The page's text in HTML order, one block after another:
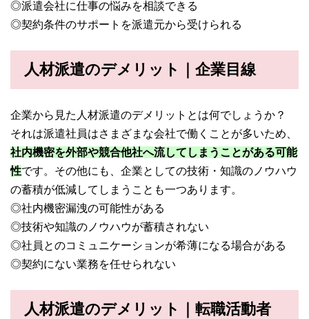
◎派遣会社に仕事の悩みを相談できる
◎契約条件のサポートを派遣元から受けられる
人材派遣のデメリット｜企業目線
企業から見た人材派遣のデメリットとは何でしょうか？
それは派遣社員はさまざまな会社で働くことが多いため、
社内機密を外部や競合他社へ流してしまうことがある可能
性です。その他にも、企業としての技術・知識のノウハウ
の蓄積が低減してしまうことも一つあります。
◎社内機密漏洩の可能性がある
◎技術や知識のノウハウが蓄積されない
◎社員とのコミュニケーションが希薄になる場合がある
◎契約にない業務を任せられない
人材派遣のデメリット｜転職活動者